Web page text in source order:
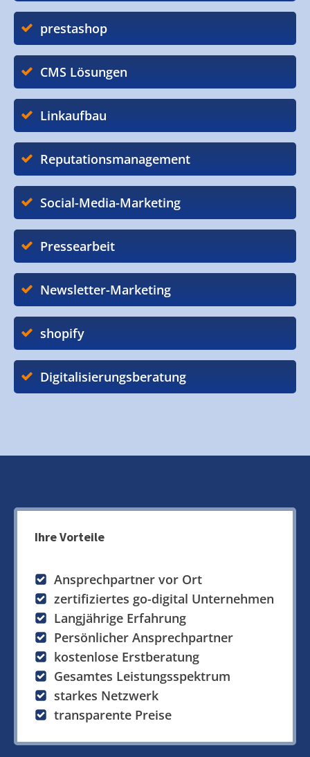
prestashop
CMS Lösungen
Linkaufbau
Reputationsmanagement
Social-Media-Marketing
Pressearbeit
Newsletter-Marketing
shopify
Digitalisierungsberatung
Ihre Vorteile
Ansprechpartner vor Ort
zertifiziertes go-digital Unternehmen
Langjährige Erfahrung
Persönlicher Ansprechpartner
kostenlose Erstberatung
Gesamtes Leistungsspektrum
starkes Netzwerk
transparente Preise